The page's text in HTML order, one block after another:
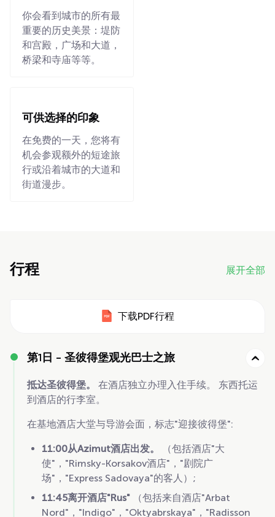
你会看到城市的所有最
重要的历史美景：堤防
和宫殿，广场和大道，
桥梁和寺庙等等。
可供选择的印象
在免费的一天，您将有
机会参观额外的短途旅
行或沿着城市的大道和
街道漫步。
行程 展开全部
下载PDF行程
第1日 - 圣彼得堡观光巴士之旅
抵达圣彼得堡。
在酒店独立办理入住手续。 东西托运
到酒店的行李室。
在基地酒店大堂与导游会面，标志"迎接彼得堡":
11:00从Azimut酒店出发。
（包括酒店"大
使"，"Rimsky-Korsakov酒店"，"剧院广
场"，"Express Sadovaya"的客人）;
11:45离开酒店"Rus" （包括来自酒店"Arbat
Nord"，"Indigo"，"Oktyabrskaya"，"Radisson